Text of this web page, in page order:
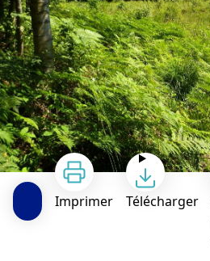
Imprimer Télécharger